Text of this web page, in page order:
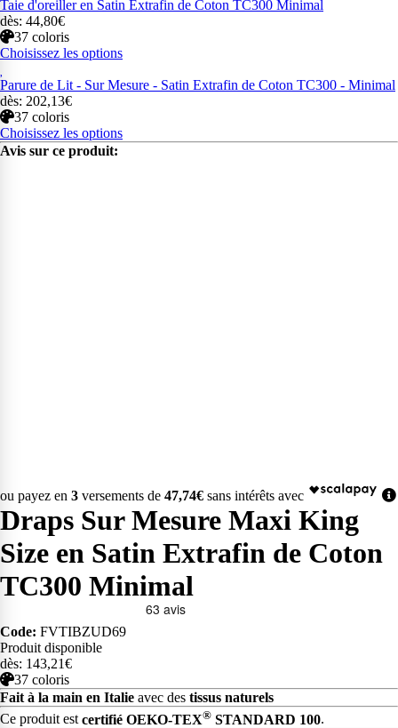
Taie d'oreiller en Satin Extrafin de Coton TC300 Minimal
dès: 44,80€
37 coloris
Choisissez les options
Parure de Lit - Sur Mesure - Satin Extrafin de Coton TC300 - Minimal
dès: 202,13€
37 coloris
Choisissez les options
Avis sur ce produit:
ou payez en 3 versements de 47,74€ sans intérêts avec
Draps Sur Mesure Maxi King
Size en Satin Extrafin de Coton
TC300 Minimal
Code: FVTIBZUD69
Produit disponible
dès: 143,21€
37 coloris
Fait à la main en Italie avec des tissus naturels
Ce produit estcertifié OEKO-TEX® STANDARD 100.